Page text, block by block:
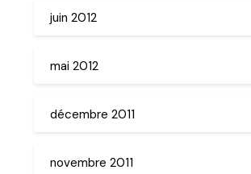
juin 2012
mai 2012
décembre 2011
novembre 2011